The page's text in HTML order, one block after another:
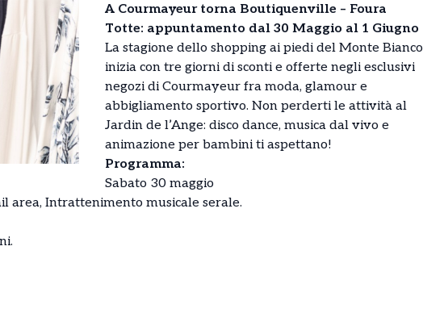
A Courmayeur torna Boutiquenville – Foura
Totte: appuntamento dal 30 Maggio al 1 Giugno
La stagione dello shopping ai piedi del Monte Bianco
inizia con tre giorni di sconti e offerte negli esclusivi
negozi di Courmayeur fra moda, glamour e
abbigliamento sportivo. Non perderti le attività al
Jardin de l’Ange: disco dance, musica dal vivo e
animazione per bambini ti aspettano!
Programma:
Sabato 30 maggio
area, Intrattenimento musicale serale.